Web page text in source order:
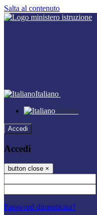
Salta al contenuto
Italiano
Italiano
Accedi
Accedi
button close ×
Password dimenticata?